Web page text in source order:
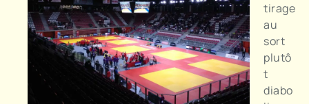
tirage
au
sort
plutô
t
diabo